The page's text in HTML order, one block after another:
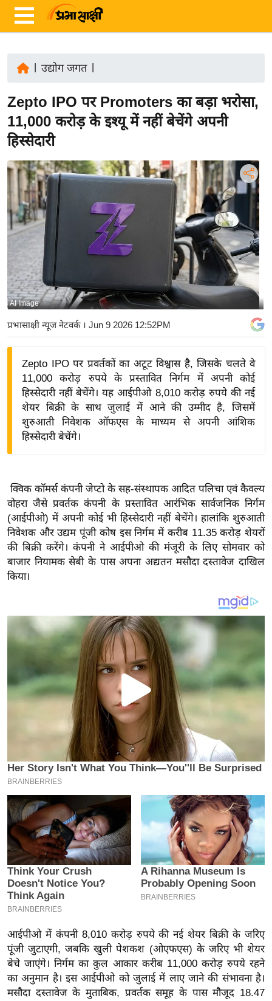
ज़ा
ख
ब
र
रा
ष्ट्री
य
अं
त
र्रा
ष्ट्री
य
बि
ज़
ने
द्यो
शे
ष
ज्ञ
रा
य
ब
ज
खे
ट
I
0
2
6
क्रा
इ
म
ई
-
पे
प
र
मि
सा
ल
उद्योग जगत|
Zepto IPO पर Promoters का बड़ा भरोसा,
11,000 करोड़ के इश्यू में नहीं बेचेंगे अपनी
हिस्सेदारी
AI Image
प्रभासाक्षी न्यूज नेटवर्क। Jun 9 2026 12:52PM
Zepto IPO पर प्रवर्तकों का अटूट विश्वास है, जिसके चलते वे
11,000 करोड़ रुपये के प्रस्तावित निर्गम में अपनी कोई
हिस्सेदारी नहीं बेचेंगे। यह आईपीओ 8,010 करोड़ रुपये की नई
शेयर बिक्री के साथ जुलाई में आने की उम्मीद है, जिसमें
शुरुआती निवेशक ऑफएस के माध्यम से अपनी आंशिक
हिस्सेदारी बेचेंगे।
क्विक कॉमर्स कंपनी जेप्टो के सह-संस्थापक आदित पलिचा एवं कैवल्य
वोहरा जैसे प्रवर्तक कंपनी के प्रस्तावित आरंभिक सार्वजनिक निर्गम
(आईपीओ) में अपनी कोई भी हिस्सेदारी नहीं बेचेंगे। हालांकि शुरुआती
निवेशक और उद्यम पूंजी कोष इस निर्गम में करीब 11.35 करोड़ शेयरों
की बिक्री करेंगे। कंपनी ने आईपीओ की मंजूरी के लिए सोमवार को
बाजार नियामक सेबी के पास अपना अद्यतन मसौदा दस्तावेज दाखिल
किया।
आईपीओ में कंपनी 8,010 करोड़ रुपये की नई शेयर बिक्री के जरिए
पूंजी जुटाएगी, जबकि खुली पेशकश (ओएफएस) के जरिए भी शेयर
बेचे जाएंगे। निर्गम का कुल आकार करीब 11,000 करोड़ रुपये रहने
का अनुमान है। इस आईपीओ को जुलाई में लाए जाने की संभावना है।
मसौदा दस्तावेज के मुताबिक, प्रवर्तक समूह के पास मौजूद 18.47